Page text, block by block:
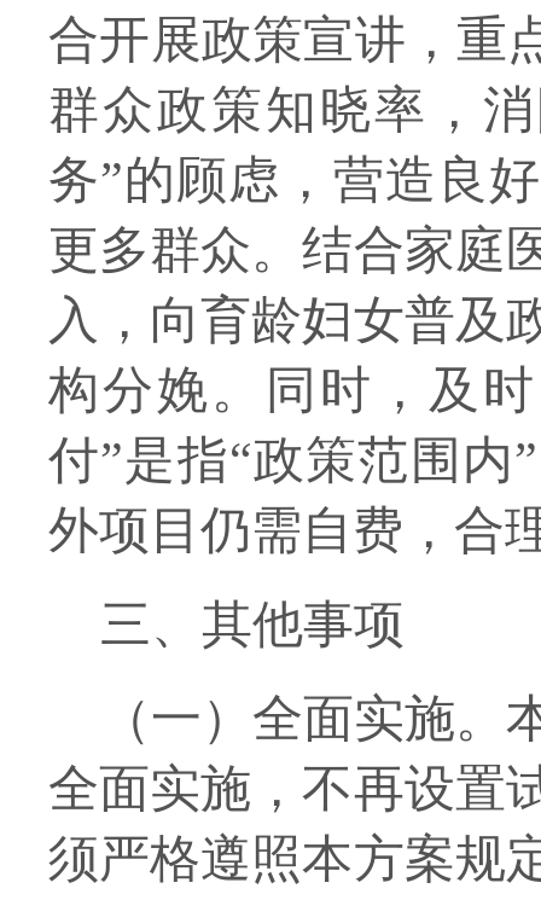
合开展政策宣讲，重
群众政策知晓率，
务”的顾虑 ， 营造良
更多群众。结合家庭
入，向育龄妇女普及
构分娩。
同时， 及
付”是指“政策范围内
外项目 仍需自费，合
三、 其他事项
（一）全面实施。
全面实施，不再设置
须严格遵照本方案规